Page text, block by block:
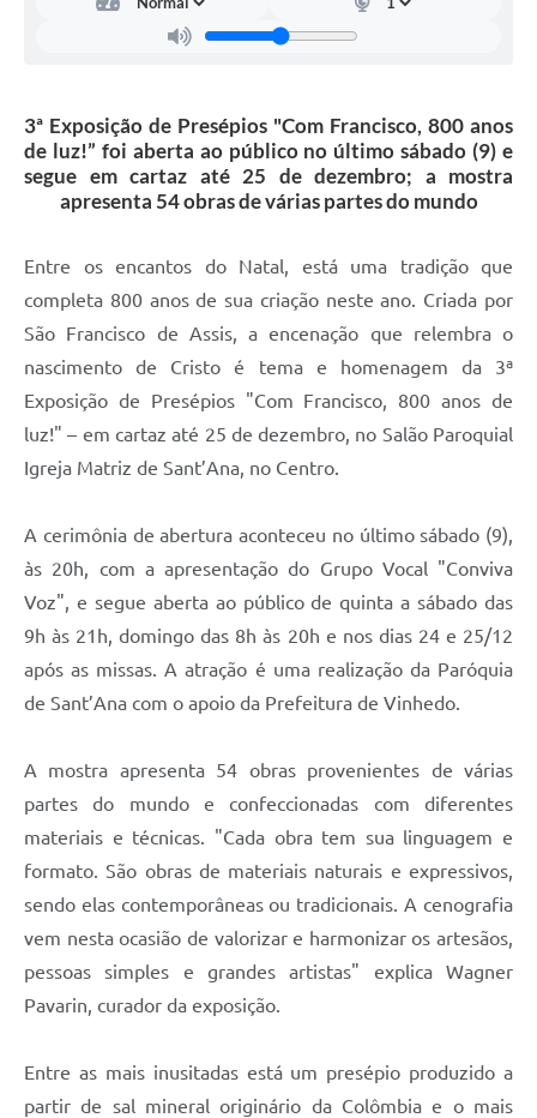
Carta de Serviços
Contas Públicas
Legislação
Serviços Online
3ª Exposição de Presépios "Com Francisco, 800 anos
de luz!” foi aberta ao público no último sábado (9) e
segue em cartaz até 25 de dezembro; a mostra
apresenta 54 obras de várias partes do mundo
Entre os encantos do Natal, está uma tradição que
completa 800 anos de sua criação neste ano. Criada por
São Francisco de Assis, a encenação que relembra o
nascimento de Cristo é tema e homenagem da 3ª
Exposição de Presépios "Com Francisco, 800 anos de
luz!" – em cartaz até 25 de dezembro, no Salão Paroquial
Igreja Matriz de Sant’Ana, no Centro.
A cerimônia de abertura aconteceu no último sábado (9),
às 20h, com a apresentação do Grupo Vocal "Conviva
Voz", e segue aberta ao público de quinta a sábado das
9h às 21h, domingo das 8h às 20h e nos dias 24 e 25/12
após as missas. A atração é uma realização da Paróquia
de Sant’Ana com o apoio da Prefeitura de Vinhedo.
A mostra apresenta 54 obras provenientes de várias
partes do mundo e confeccionadas com diferentes
materiais e técnicas. "Cada obra tem sua linguagem e
formato. São obras de materiais naturais e expressivos,
sendo elas contemporâneas ou tradicionais. A cenografia
vem nesta ocasião de valorizar e harmonizar os artesãos,
pessoas simples e grandes artistas" explica Wagner
Pavarin, curador da exposição.
Entre as mais inusitadas está um presépio produzido a
partir de sal mineral originário da Colômbia e o mais